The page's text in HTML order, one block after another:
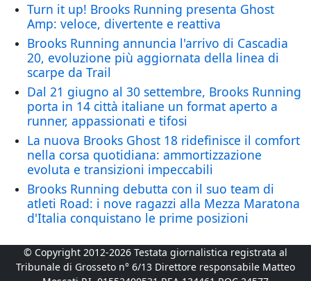
Turn it up! Brooks Running presenta Ghost
Amp: veloce, divertente e reattiva
Brooks Running annuncia l'arrivo di Cascadia
20, evoluzione più aggiornata della linea di
scarpe da Trail
Dal 21 giugno al 30 settembre, Brooks Running
porta in 14 città italiane un format aperto a
runner, appassionati e tifosi
La nuova Brooks Ghost 18 ridefinisce il comfort
nella corsa quotidiana: ammortizzazione
evoluta e transizioni impeccabili
Brooks Running debutta con il suo team di
atleti Road: i nove ragazzi alla Mezza Maratona
d'Italia conquistano le prime posizioni
© Copyright 2012-2026 Testata giornalistica registrata al
Tribunale di Grosseto n° 6/13 Direttore responsabile Matteo